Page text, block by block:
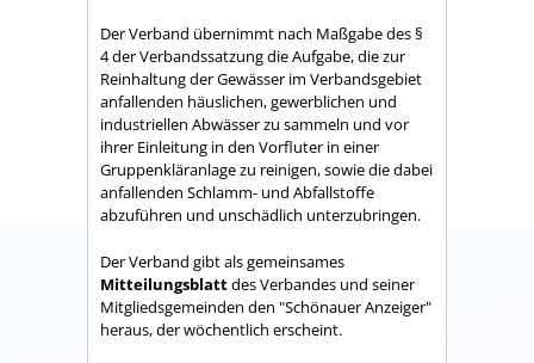
Der Verband übernimmt nach Maßgabe des §
4 der Verbandssatzung die Aufgabe, die zur
Reinhaltung der Gewässer im Verbandsgebiet
anfallenden häuslichen, gewerblichen und
industriellen Abwässer zu sammeln und vor
ihrer Einleitung in den Vorfluter in einer
Gruppenkläranlage zu reinigen, sowie die dabei
anfallenden Schlamm- und Abfallstoffe
abzuführen und unschädlich unterzubringen.
Der Verband gibt als gemeinsames
Mitteilungsblattdes Verbandes und seiner
Mitgliedsgemeinden den "Schönauer Anzeiger"
heraus, der wöchentlich erscheint.